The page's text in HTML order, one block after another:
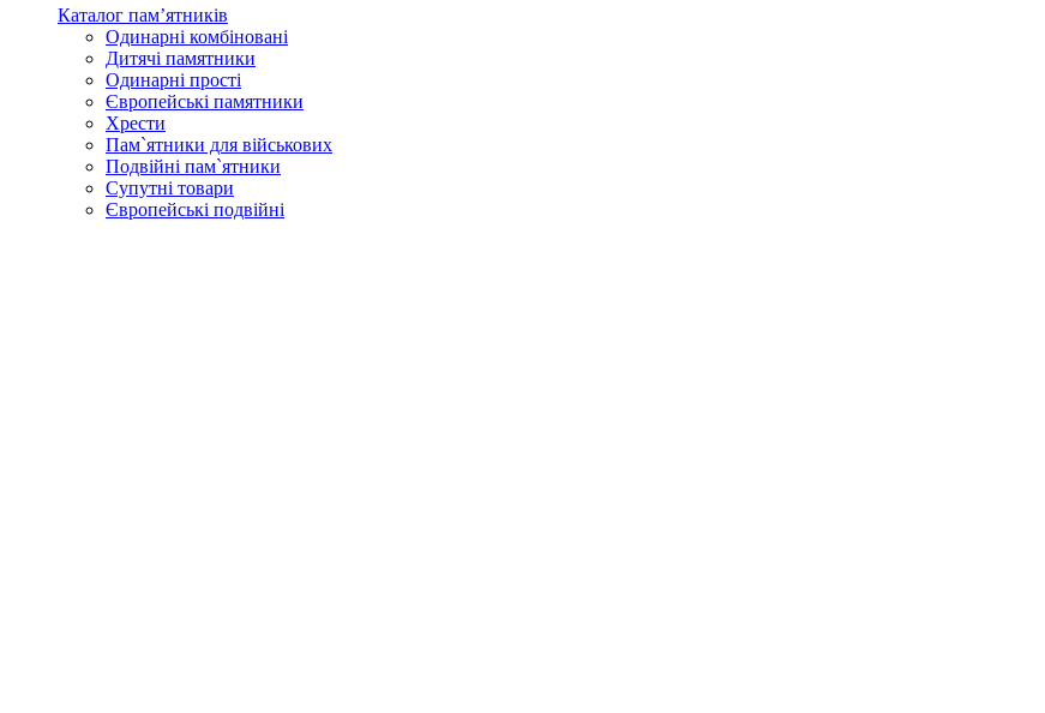
Каталог пам’ятників
Одинарні комбіновані
Дитячі памятники
Одинарні прості
Європейські памятники
Хрести
Пам`ятники для військових
Подвійні пам`ятники
Супутні товари
Європейські подвійні